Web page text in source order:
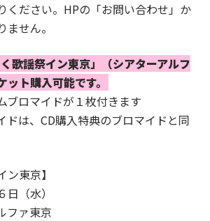
ください。HPの「お問い合わせ」か
せん。
歌謡祭イン東京」（シアターアルフ
ト購入可能です。
ブロマイドが１枚付きます
は、CD購入特典のブロマイドと同
ン東京】
（水）
ファ東京